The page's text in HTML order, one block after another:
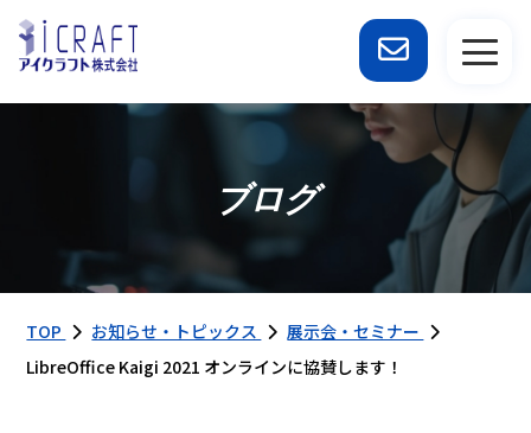
ブログ
TOP お知らせ・トピックス
展示会・セミナー
LibreOffice Kaigi 2021 オンラインに協賛します！